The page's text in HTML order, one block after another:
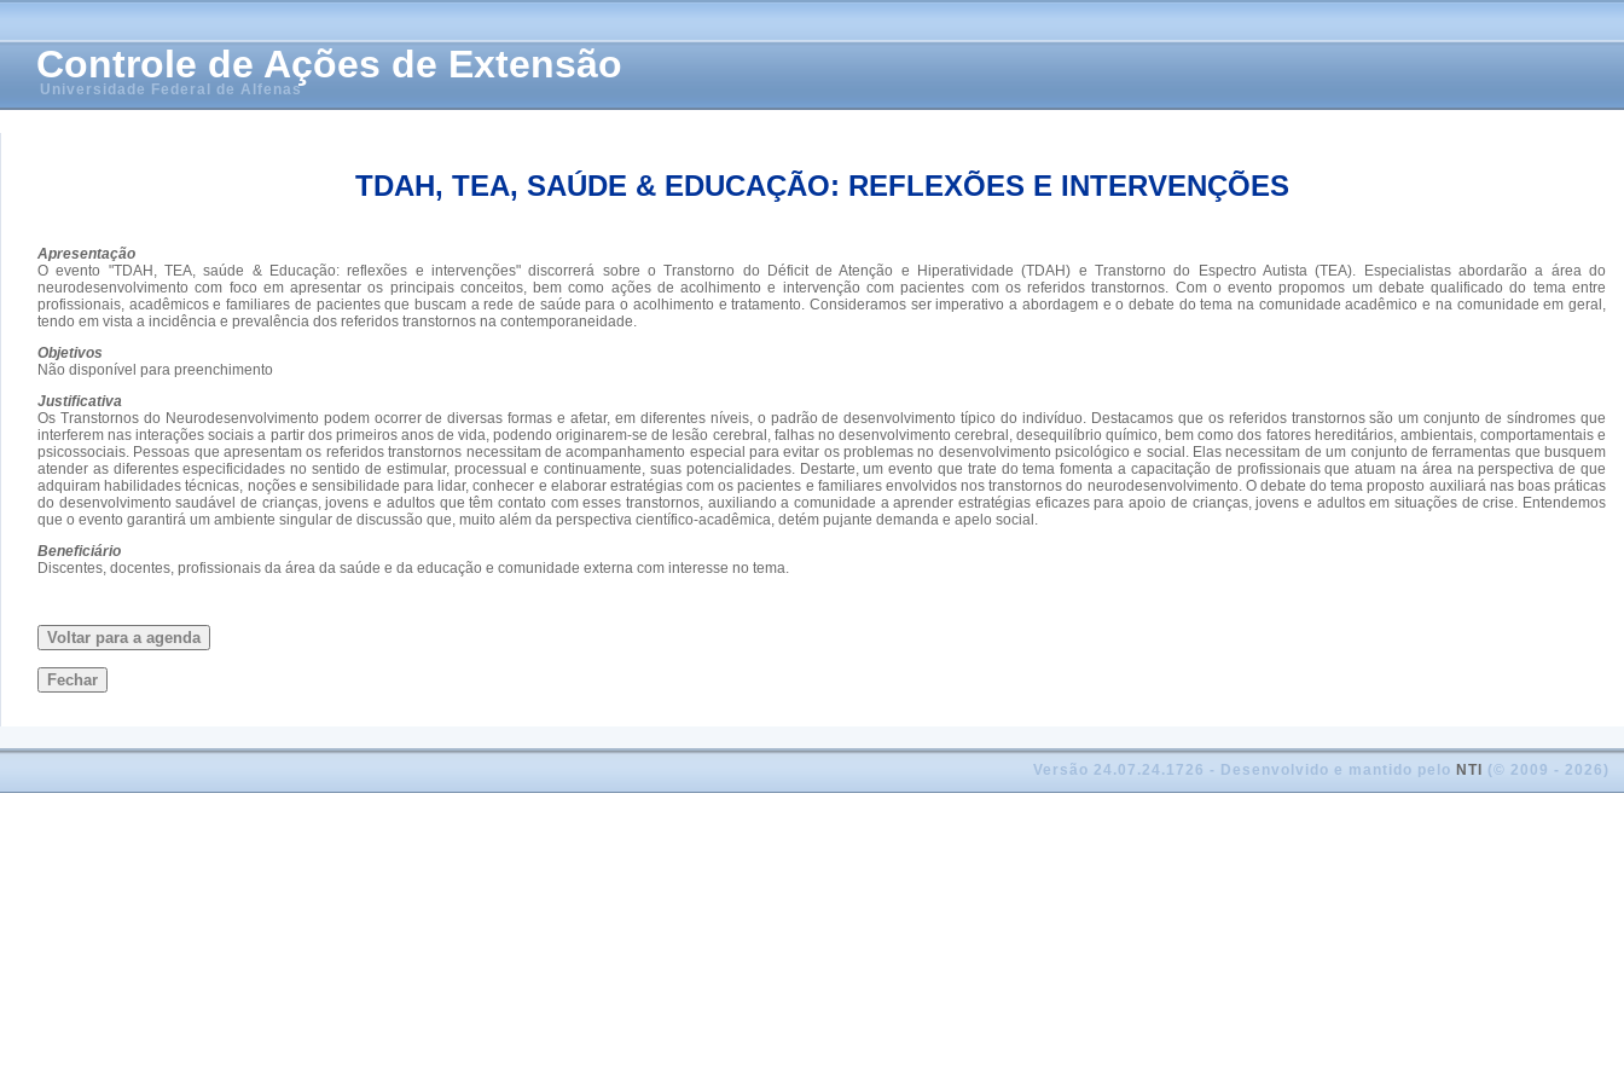
Controle de Ações de Extensão
Universidade Federal de Alfenas
TDAH, TEA, SAÚDE & EDUCAÇÃO: REFLEXÕES E INTERVENÇÕES
Apresentação
O evento "TDAH, TEA, saúde & Educação: reflexões e intervenções" discorrerá sobre o Transtorno do Déficit de Atenção e Hiperatividade (TDAH) e Transtorno do Espectro Autista (TEA). Especialistas abordarão a área do
neurodesenvolvimento com foco em apresentar os principais conceitos, bem como ações de acolhimento e intervenção com pacientes com os referidos transtornos. Com o evento propomos um debate qualificado do tema entre
profissionais, acadêmicos e familiares de pacientes que buscam a rede de saúde para o acolhimento e tratamento. Consideramos ser imperativo a abordagem e o debate do tema na comunidade acadêmico e na comunidade em geral,
tendo em vista a incidência e prevalência dos referidos transtornos na contemporaneidade.
Objetivos
Não disponível para preenchimento
Justificativa
Os Transtornos do Neurodesenvolvimento podem ocorrer de diversas formas e afetar, em diferentes níveis, o padrão de desenvolvimento típico do indivíduo. Destacamos que os referidos transtornos são um conjunto de síndromes que
interferem nas interações sociais a partir dos primeiros anos de vida, podendo originarem-se de lesão cerebral, falhas no desenvolvimento cerebral, desequilíbrio químico, bem como dos fatores hereditários, ambientais, comportamentais e
psicossociais. Pessoas que apresentam os referidos transtornos necessitam de acompanhamento especial para evitar os problemas no desenvolvimento psicológico e social. Elas necessitam de um conjunto de ferramentas que busquem
atender as diferentes especificidades no sentido de estimular, processual e continuamente, suas potencialidades. Destarte, um evento que trate do tema fomenta a capacitação de profissionais que atuam na área na perspectiva de que
adquiram habilidades técnicas, noções e sensibilidade para lidar, conhecer e elaborar estratégias com os pacientes e familiares envolvidos nos transtornos do neurodesenvolvimento. O debate do tema proposto auxiliará nas boas práticas
do desenvolvimento saudável de crianças, jovens e adultos que têm contato com esses transtornos, auxiliando a comunidade a aprender estratégias eficazes para apoio de crianças, jovens e adultos em situações de crise. Entendemos
que o evento garantirá um ambiente singular de discussão que, muito além da perspectiva científico-acadêmica, detém pujante demanda e apelo social.
Beneficiário
Discentes, docentes, profissionais da área da saúde e da educação e comunidade externa com interesse no tema.
Voltar para a agenda
Fechar
Versão 24.07.24.1726 - Desenvolvido e mantido pelo NTI (© 2009 - 2026)